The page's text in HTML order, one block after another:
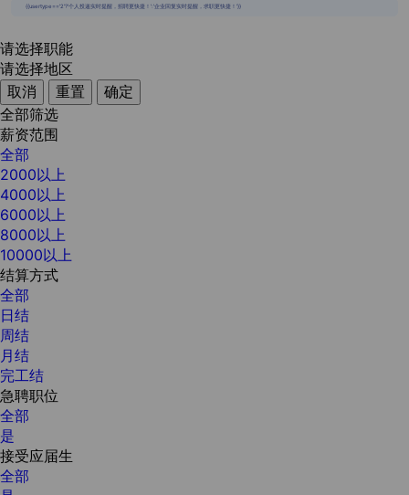
{{usertype=='2'?'个人投递实时提醒，招聘更快捷！':'企业回复实时提醒，求职更快捷！'}}
请选择职能
请选择地区
取消
重置
确定
全部筛选
薪资范围
全部
2000以上
4000以上
6000以上
8000以上
10000以上
结算方式
全部
日结
周结
月结
完工结
急聘职位
全部
是
接受应届生
全部